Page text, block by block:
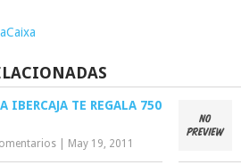
IBERCAJA TE REGALA 750
May 19, 2011